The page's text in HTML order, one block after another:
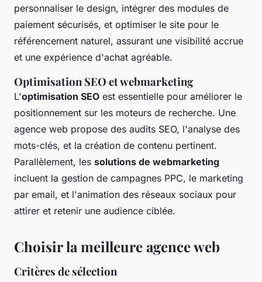
personnaliser le design, intégrer des modules de
paiement sécurisés, et optimiser le site pour le
référencement naturel, assurant une visibilité accrue
et une expérience d'achat agréable.
Optimisation SEO et webmarketing
L'optimisation SEO est essentielle pour améliorer le
positionnement sur les moteurs de recherche. Une
agence web propose des audits SEO, l'analyse des
mots-clés, et la création de contenu pertinent.
Parallèlement, les solutions de webmarketing
incluent la gestion de campagnes PPC, le marketing
par email, et l'animation des réseaux sociaux pour
attirer et retenir une audience ciblée.
Choisir la meilleure agence web
Critères de sélection